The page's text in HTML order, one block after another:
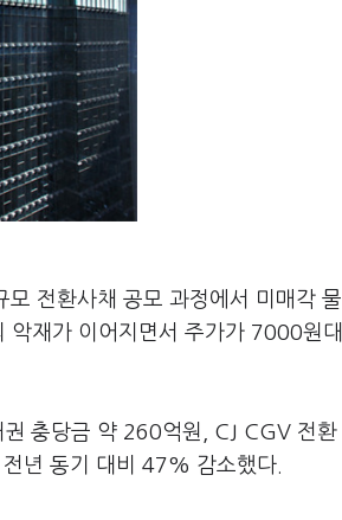
전환사채 공모 과정에서 미매각 물
악재가 이어지면서 주가가 7000원대
충당금 약 260억원, CJ CGV 전환
년 동기 대비 47% 감소했다.